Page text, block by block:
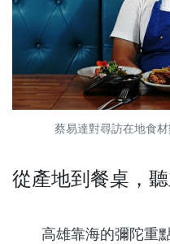
蔡易達對尋訪在地食
從產地到餐桌，
高雄靠海的彌陀重點